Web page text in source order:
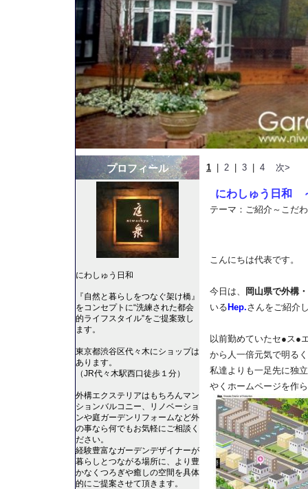
1 2 3 4 次>
にわしゅう日和
テーマ： ご紹介～こだ
こんにちは代表です。
今日は、
岡山県で外構
いる Hep.さんをご紹介
以前勤めていたセ●ス●
から人一倍元気で明る
私達よりも一足先に独
やくホームページを作
プロフィール
にわしゅう日和
『自然と暮らしをつなぐ架け橋』
をコンセプトに“洗練された都会
的ライフスタイル”をご提案致し
ます。
東京都渋谷区代々木にショップは
あります。
（JR代々木駅西口徒歩１分）
外構エクステリアはもちろんマン
ションバルコニー、リノベーショ
ンや庭ガーデンリフォームなど外
の事なら何でもお気軽にご相談く
ださい。
経験豊富なガーデンデザイナーが
暮らしとつながる場所に、より豊
かなくつろぎや癒しの空間を具体
的にご提案させて頂きます。